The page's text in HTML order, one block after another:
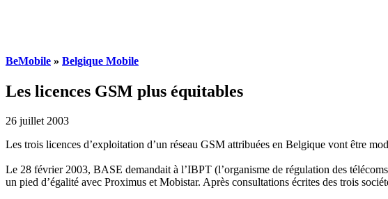
BeMobile » Belgique Mobile
Les licences GSM plus équitables
26 juillet 2003
Les trois licences d’exploitation d’un réseau GSM attribuées en Belgique vont être
Le 28 février 2003, BASE demandait à l’IBPT (l’organisme de régulation des
un pied d’égalité avec Proximus et Mobistar. Après consultations écrites des trois